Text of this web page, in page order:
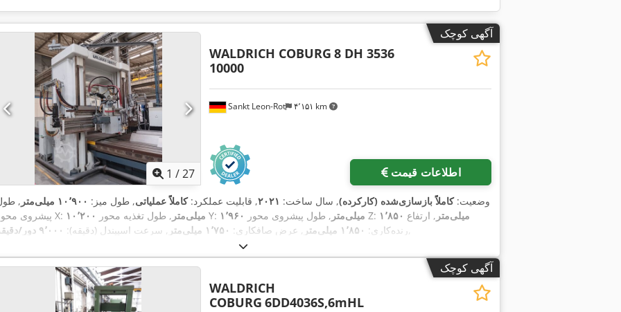
آگهی کوچک
1 /27
Sankt Leon-Rot ۴٬۱۵۱ km
WALDRICH COBURG 8 DH 3536
10000
اطلاعات قیمت
وضعیت:کاملاً بازسازی‌شده (کارکرده), سال ساخت: ۲۰۲۱, قابلیت عملکرد:کاملاً عملیاتی, طول میز: ۱۰٬۹۰۰ میلی‌متر
,
پیشروی محور X:
۱۰٬۲۰۰ میلی‌متر , طول تغذیه محور Y: ۱٬۹۶۰ میلی‌متر , طول پیشروی محور Z: ۱٬۸۵۰ میلی‌متر , ارتفاع
رنده‌کاری: ۱٬۸۵۰ میلی‌متر , عرض صافکاری: ۱٬۷۵۰ میلی‌متر , سرعت اسپیندل (دقیقه): ۹٬۰۰۰ دور/دقیقه ,
آگهی کوچک
WALDRICH
COBURG 6DD4036S,6mHL